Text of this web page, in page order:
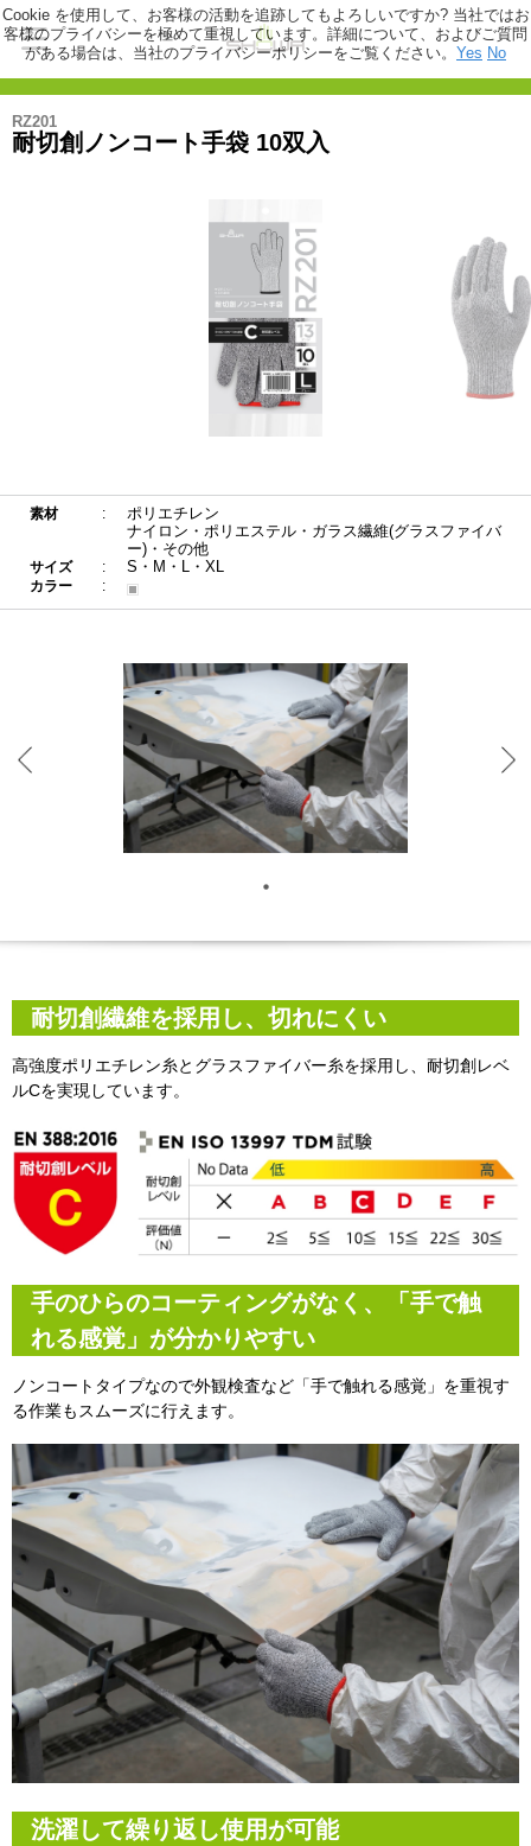
RZ201
耐切創ノンコート手袋 10双入
素材
ポリエチレン
ナイロン・ポリエステル・ガラス繊維(グラスファイバ
ー)・その他
サイズ S・M・L・XL
カラー
耐切創繊維を採用し、切れにくい
高強度ポリエチレン糸とグラスファイバー糸を採用し、耐切創レベ
ルCを実現しています。
手のひらのコーティングがなく、「手で触
れる感覚」が分かりやすい
ノンコートタイプなので外観検査など「手で触れる感覚」を重視す
る作業もスムーズに行えます。
洗濯して繰り返し使用が可能
Cookie を使用して、お客様の活動を追跡してもよろしいですか? 当社ではお
客様のプライバシーを極めて重視しています。詳細について、およびご質問
がある場合は、当社のプライバシーポリシーをご覧ください。 Yes No